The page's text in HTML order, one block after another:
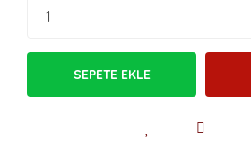
SEPETE EKLE